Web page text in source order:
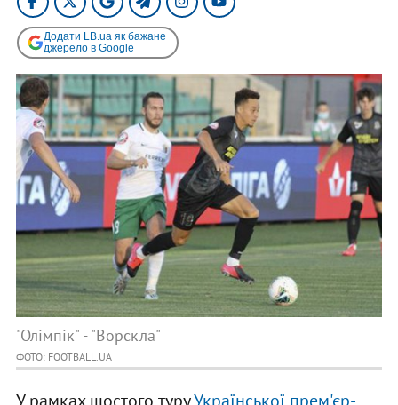
Додати LB.ua як бажане
джерело в Google
"Олімпік" - "Ворскла"
ФОТО: FOOTBALL.UA